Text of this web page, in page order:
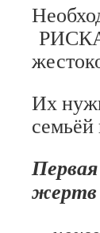
Их
жертв